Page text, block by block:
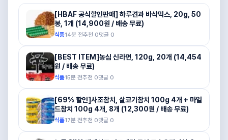
[HBAF 공식할인판매] 하루견과 바삭믹스, 20g, 50
봉, 1개 (14,900원 / 배송 무료)
식품14분 전추천 0댓글 0
[BEST ITEM]농심 신라면, 120g, 20개 (14,454
원 / 배송 무료)
식품15분 전추천 0댓글 0
[69% 할인]사조참치, 살코기참치 100g 4개 + 마일
드참치 100g 4개, 8개 (12,300원 / 배송 무료)
식품17분 전추천 0댓글 0